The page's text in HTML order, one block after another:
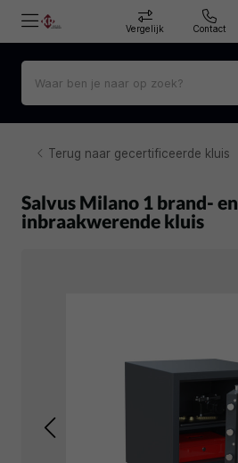
Vergelijk Contact
Terug naar gecertificeerde kluis
Salvus Milano 1 brand- en
inbraakwerende kluis